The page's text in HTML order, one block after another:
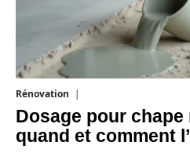
Les dernières news